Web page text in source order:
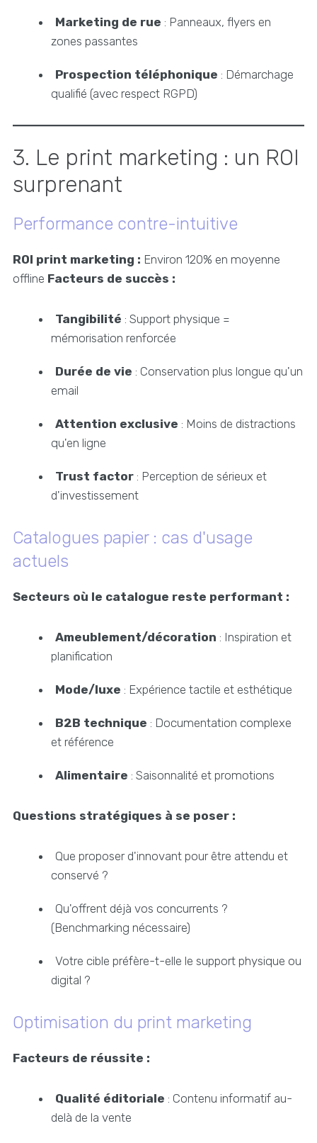
Marketing de rue : Panneaux, flyers en
zones passantes
Prospection téléphonique : Démarchage
qualifié (avec respect RGPD)
3. Le print marketing : un ROI
surprenant
Performance contre-intuitive
ROI print marketing : Environ 120% en moyenne
offline Facteurs de succès :
Tangibilité : Support physique =
mémorisation renforcée
Durée de vie : Conservation plus longue qu'un
email
Attention exclusive : Moins de distractions
qu'en ligne
Trust factor : Perception de sérieux et
d'investissement
Catalogues papier : cas d'usage
actuels
Secteurs où le catalogue reste performant :
Ameublement/décoration : Inspiration et
planification
Mode/luxe : Expérience tactile et esthétique
B2B technique : Documentation complexe
et référence
Alimentaire : Saisonnalité et promotions
Questions stratégiques à se poser :
Que proposer d'innovant pour être attendu et
conservé ?
Qu'offrent déjà vos concurrents ?
(Benchmarking nécessaire)
Votre cible préfère-t-elle le support physique ou
digital ?
Optimisation du print marketing
Facteurs de réussite :
Qualité éditoriale : Contenu informatif au-
delà de la vente